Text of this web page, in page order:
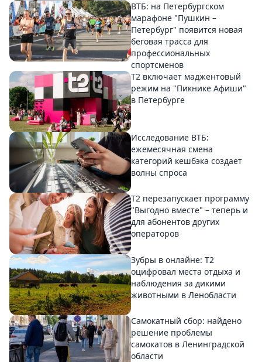
ВТБ: на Петербургском
марафоне "Пушкин –
Петербург" появится новая
беговая трасса для
профессиональных
спортсменов
Т2 включает маджентовый
режим на "Пикнике Афиши"
в Петербурге
Исследование ВТБ:
ежемесячная смена
категорий кешбэка создает
волны спроса
Т2 перезапускает программу
"Выгодно вместе" – теперь и
для абонентов других
операторов
Зубры в онлайне: Т2
оцифровал места отдыха и
наблюдения за дикими
животными в Ленобласти
Самокатный сбор: найдено
решение проблемы
самокатов в Ленинградской
области